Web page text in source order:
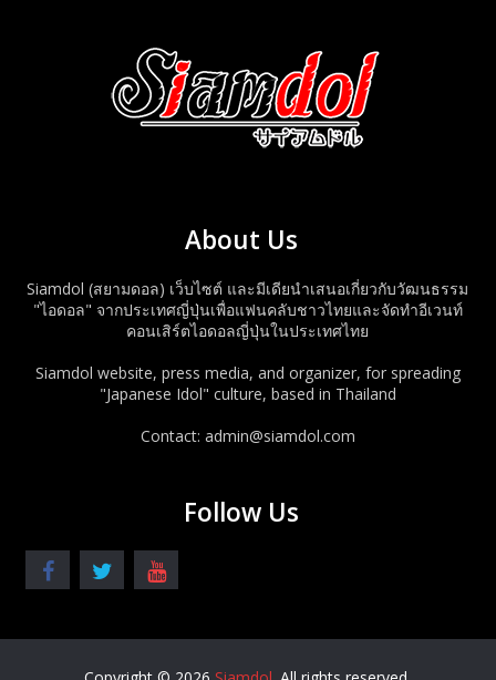
About Us
Siamdol (สยามดอล) เว็บไซต์ และมีเดียนำเสนอเกี่ยวกับวัฒนธรรม
"ไอดอล" จากประเทศญี่ปุ่นเพื่อแฟนคลับชาวไทยและจัดทำอีเวนท์
คอนเสิร์ตไอดอลญี่ปุ่นในประเทศไทย
Siamdol website, press media, and organizer, for spreading
"Japanese Idol" culture, based in Thailand
Contact: admin@siamdol.com
Follow Us